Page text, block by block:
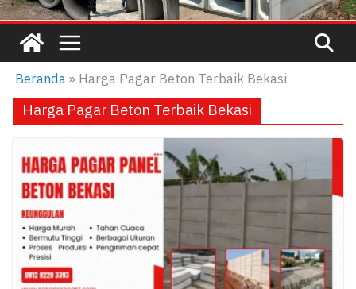
Beranda» Harga Pagar Beton Terbaik Bekasi
Harga Pagar Beton Terbaik Bekasi